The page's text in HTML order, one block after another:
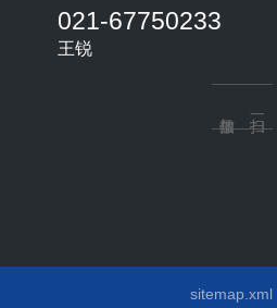
021-67750233
王锐
sitemap.xml